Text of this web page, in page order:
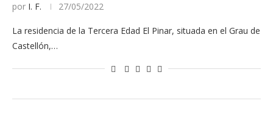
por I. F. 27/05/2022
La residencia de la Tercera Edad El Pinar, situada en el Grau de
Castellón,…